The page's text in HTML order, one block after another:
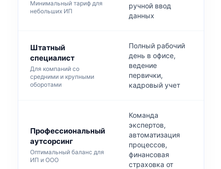
Минимальный тариф для
небольших ИП
ручной ввод
данных
Штатный
специалист
Для компаний со
средними и крупными
оборотами
Полный рабочий
день в офисе,
ведение
первички,
кадровый учет
Профессиональный
аутсорсинг
Оптимальный баланс для
ИП и ООО
Команда
экспертов,
автоматизация
процессов,
финансовая
страховка от